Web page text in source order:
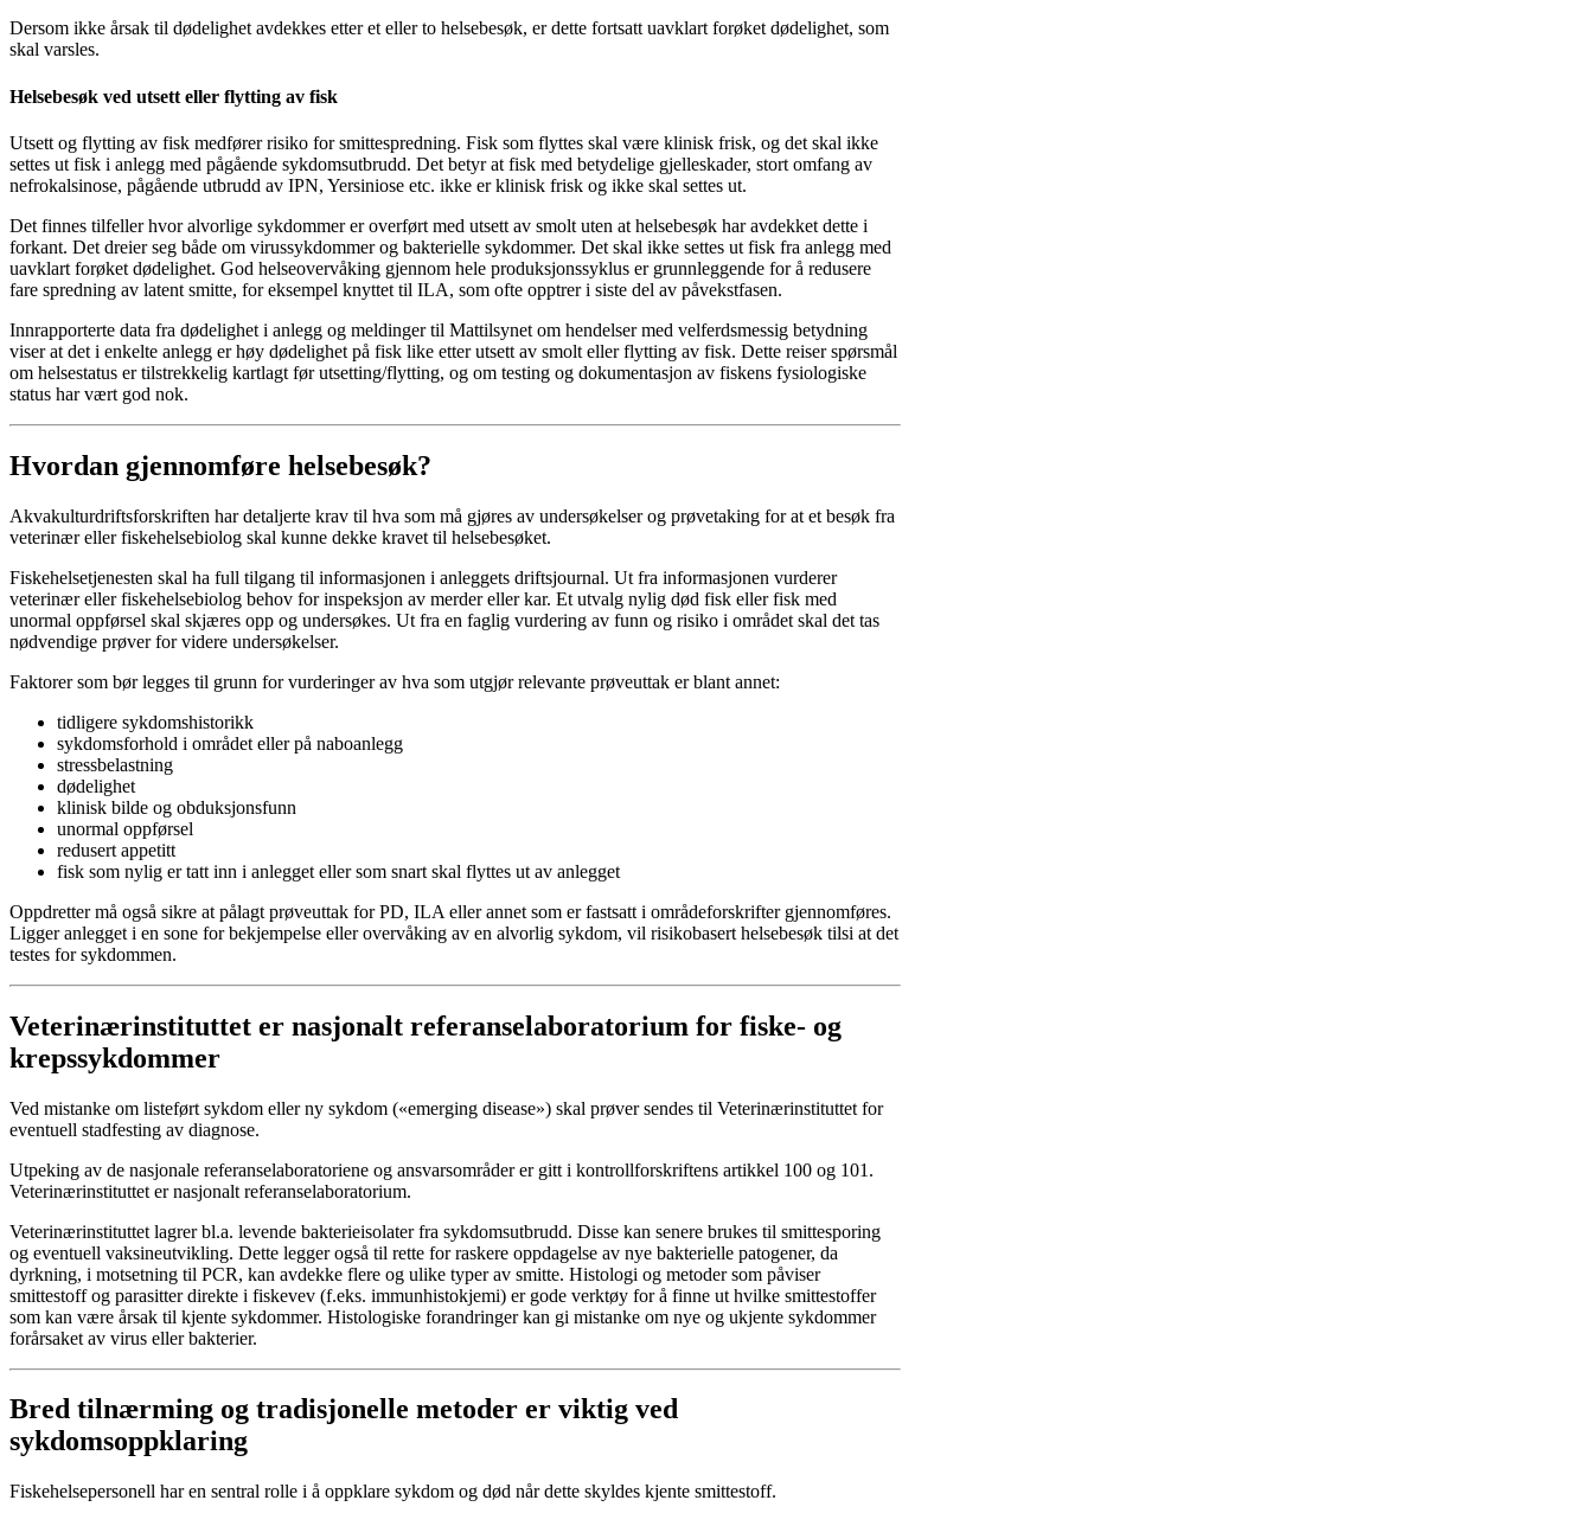
Dersom ikke årsak til dødelighet avdekkes etter et eller to helsebesøk, er dette fortsatt uavklart forøket dødelighet, som
skal varsles.
Helsebesøk ved utsett eller flytting av fisk
Utsett og flytting av fisk medfører risiko for smittespredning. Fisk som flyttes skal være klinisk frisk, og det skal ikke
settes ut fisk i anlegg med pågående sykdomsutbrudd. Det betyr at fisk med betydelige gjelleskader, stort omfang av
nefrokalsinose, pågående utbrudd av IPN, Yersiniose etc. ikke er klinisk frisk og ikke skal settes ut.
Det finnes tilfeller hvor alvorlige sykdommer er overført med utsett av smolt uten at helsebesøk har avdekket dette i
forkant. Det dreier seg både om virussykdommer og bakterielle sykdommer. Det skal ikke settes ut fisk fra anlegg med
uavklart forøket dødelighet. God helseovervåking gjennom hele produksjonssyklus er grunnleggende for å redusere
fare spredning av latent smitte, for eksempel knyttet til ILA, som ofte opptrer i siste del av påvekstfasen.
Innrapporterte data fra dødelighet i anlegg og meldinger til Mattilsynet om hendelser med velferdsmessig betydning
viser at det i enkelte anlegg er høy dødelighet på fisk like etter utsett av smolt eller flytting av fisk. Dette reiser spørsmål
om helsestatus er tilstrekkelig kartlagt før utsetting/flytting, og om testing og dokumentasjon av fiskens fysiologiske
status har vært god nok.
Hvordan gjennomføre helsebesøk?
Akvakulturdriftsforskriften har detaljerte krav til hva som må gjøres av undersøkelser og prøvetaking for at et besøk fra
veterinær eller fiskehelsebiolog skal kunne dekke kravet til helsebesøket.
Fiskehelsetjenesten skal ha full tilgang til informasjonen i anleggets driftsjournal. Ut fra informasjonen vurderer
veterinær eller fiskehelsebiolog behov for inspeksjon av merder eller kar. Et utvalg nylig død fisk eller fisk med
unormal oppførsel skal skjæres opp og undersøkes. Ut fra en faglig vurdering av funn og risiko i området skal det tas
nødvendige prøver for videre undersøkelser.
Faktorer som bør legges til grunn for vurderinger av hva som utgjør relevante prøveuttak er blant annet:
tidligere sykdomshistorikk
sykdomsforhold i området eller på naboanlegg
stressbelastning
dødelighet
klinisk bilde og obduksjonsfunn
unormal oppførsel
redusert appetitt
fisk som nylig er tatt inn i anlegget eller som snart skal flyttes ut av anlegget
Oppdretter må også sikre at pålagt prøveuttak for PD, ILA eller annet som er fastsatt i områdeforskrifter gjennomføres.
Ligger anlegget i en sone for bekjempelse eller overvåking av en alvorlig sykdom, vil risikobasert helsebesøk tilsi at det
testes for sykdommen.
Veterinærinstituttet er nasjonalt referanselaboratorium for fiske- og
krepssykdommer
Ved mistanke om listeført sykdom eller ny sykdom («emerging disease») skal prøver sendes til Veterinærinstituttet for
eventuell stadfesting av diagnose.
Utpeking av de nasjonale referanselaboratoriene og ansvarsområder er gitt i kontrollforskriftens artikkel 100 og 101.
Veterinærinstituttet er nasjonalt referanselaboratorium.
Veterinærinstituttet lagrer bl.a. levende bakterieisolater fra sykdomsutbrudd. Disse kan senere brukes til smittesporing
og eventuell vaksineutvikling. Dette legger også til rette for raskere oppdagelse av nye bakterielle patogener, da
dyrkning, i motsetning til PCR, kan avdekke flere og ulike typer av smitte. Histologi og metoder som påviser
smittestoff og parasitter direkte i fiskevev (f.eks. immunhistokjemi) er gode verktøy for å finne ut hvilke smittestoffer
som kan være årsak til kjente sykdommer. Histologiske forandringer kan gi mistanke om nye og ukjente sykdommer
forårsaket av virus eller bakterier.
Bred tilnærming og tradisjonelle metoder er viktig ved
sykdomsoppklaring
Fiskehelsepersonell har en sentral rolle i å oppklare sykdom og død når dette skyldes kjente smittestoff.